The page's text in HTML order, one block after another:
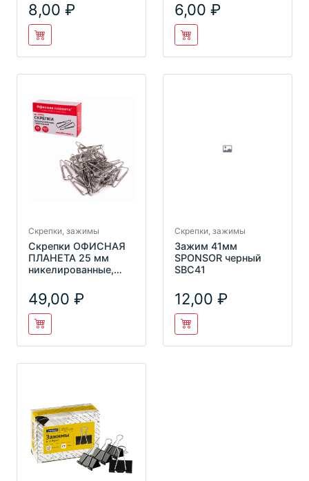
8,00 6,00
Скрепки, зажимы
Скрепки ОФИСНАЯ
ПЛАНЕТА 25 мм
никелированные,
222043
49,00
Скрепки, зажимы
Зажим 41мм
SPONSOR черный
SBC41
12,00